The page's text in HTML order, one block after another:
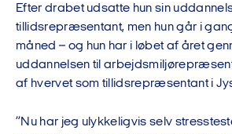
Efter drabet udsatte hun sin
tillidsrepræsentant, men hun går i
måned – og hun har i løbet af året
uddannelsen til
af hvervet som tillidsrepræsentant i
”Nu har jeg ulykkeligvis selv